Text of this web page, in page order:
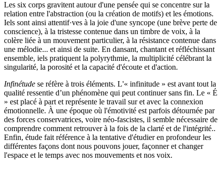
Les six corps gravitent autour d'une pensée qui se concentre sur la
relation entre l'abstraction (ou la création de motifs) et les émotions.
Iels sont ainsi attentif·ves à la joie d'une syncope (une brève perte de
conscience), à la tristesse contenue dans un timbre de voix, à la
colère liée à un mouvement particulier, à la résistance contenue dans
une mélodie... et ainsi de suite. En dansant, chantant et réfléchissant
ensemble, iels pratiquent la polyrythmie, la multiplicité célébrant la
singularité, la porosité et la capacité d'écoute et d'action.
Infinétude se réfère à trois éléments. L'« infinitude » est avant tout la
qualité ressentie d’un phénomène qui peut continuer sans fin. Le « É
» est placé à part et représente le travail sur et avec la connexion
émotionnelle. À une époque où l'émotivité est parfois détournée par
des forces conservatrices, voire néo-fascistes, il semble nécessaire de
comprendre comment retrouver à la fois de la clarté et de l'intégrité..
Enfin, étude fait référence à la tentative d'étudier en profondeur les
différentes façons dont nous pouvons jouer, façonner et changer
l'espace et le temps avec nos mouvements et nos voix.